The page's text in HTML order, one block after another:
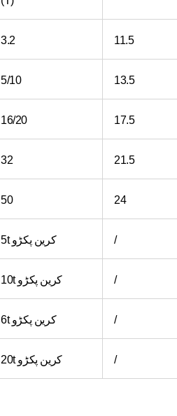
3.2 11.5
5/10 13.5
16/20 17.5
32 21.5
50 24
5t کرین پکڑو /
10t کرین پکڑو /
6t کرین پکڑو /
20t کرین پکڑو /